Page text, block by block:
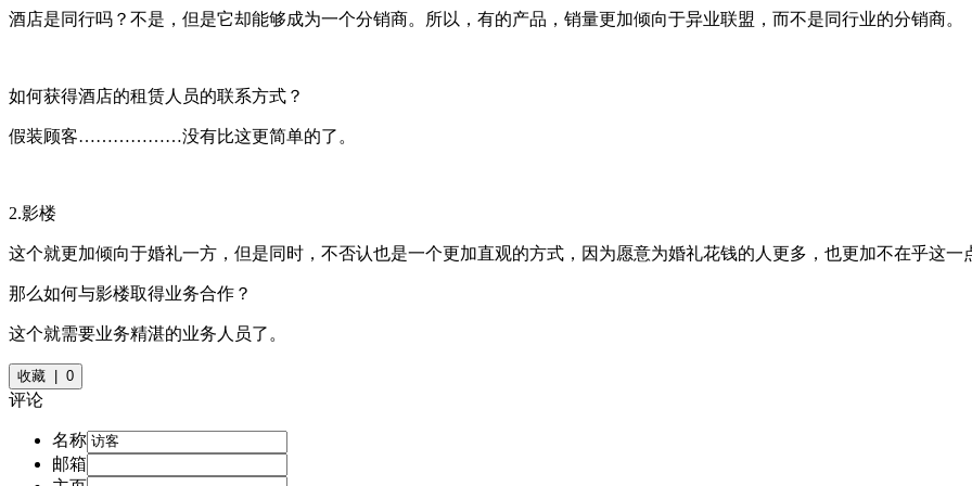
酒店是同行吗？不是，但是它却能够成为一个分销商。所以，有的产品，销量更加倾向于异业联盟，而不是同行业的分销商。
如何获得酒店的租赁人员的联系方式？
假装顾客………………没有比这更简单的了。
2.影楼
这个就更加倾向于婚礼一方，但是同时，不否认也是一个更加直观的方式，因为愿意为婚礼花钱的人更多，也更加不在乎这一
那么如何与影楼取得业务合作？
这个就需要业务精湛的业务人员了。
收藏 | 0
评论
名称
邮箱